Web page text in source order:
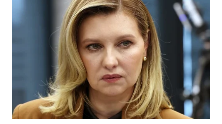
TEBING
WN
KARAWANG